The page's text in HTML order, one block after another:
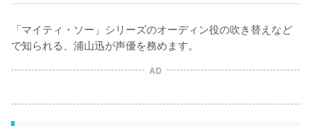
「マイティ・ソー」シリーズのオーディン役の吹き替えなど
で知られる、浦山迅が声優を務めます。
AD